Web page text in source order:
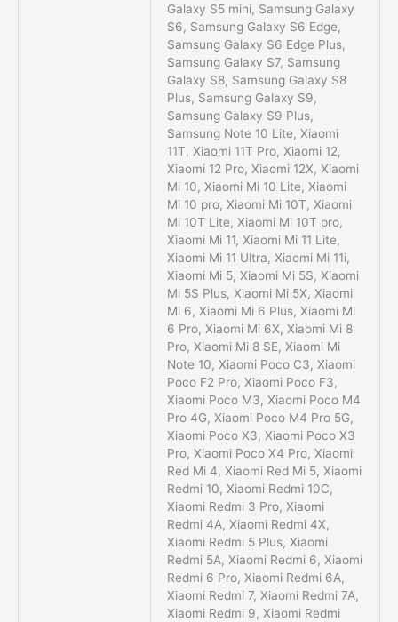
Galaxy S5 mini, Samsung Galaxy
S6, Samsung Galaxy S6 Edge,
Samsung Galaxy S6 Edge Plus,
Samsung Galaxy S7, Samsung
Galaxy S8, Samsung Galaxy S8
Plus, Samsung Galaxy S9,
Samsung Galaxy S9 Plus,
Samsung Note 10 Lite, Xiaomi
11T, Xiaomi 11T Pro, Xiaomi 12,
Xiaomi 12 Pro, Xiaomi 12X, Xiaomi
Mi 10, Xiaomi Mi 10 Lite, Xiaomi
Mi 10 pro, Xiaomi Mi 10T, Xiaomi
Mi 10T Lite, Xiaomi Mi 10T pro,
Xiaomi Mi 11, Xiaomi Mi 11 Lite,
Xiaomi Mi 11 Ultra, Xiaomi Mi 11i,
Xiaomi Mi 5, Xiaomi Mi 5S, Xiaomi
Mi 5S Plus, Xiaomi Mi 5X, Xiaomi
Mi 6, Xiaomi Mi 6 Plus, Xiaomi Mi
6 Pro, Xiaomi Mi 6X, Xiaomi Mi 8
Pro, Xiaomi Mi 8 SE, Xiaomi Mi
Note 10, Xiaomi Poco C3, Xiaomi
Poco F2 Pro, Xiaomi Poco F3,
Xiaomi Poco M3, Xiaomi Poco M4
Pro 4G, Xiaomi Poco M4 Pro 5G,
Xiaomi Poco X3, Xiaomi Poco X3
Pro, Xiaomi Poco X4 Pro, Xiaomi
Red Mi 4, Xiaomi Red Mi 5, Xiaomi
Redmi 10, Xiaomi Redmi 10C,
Xiaomi Redmi 3 Pro, Xiaomi
Redmi 4A, Xiaomi Redmi 4X,
Xiaomi Redmi 5 Plus, Xiaomi
Redmi 5A, Xiaomi Redmi 6, Xiaomi
Redmi 6 Pro, Xiaomi Redmi 6A,
Xiaomi Redmi 7, Xiaomi Redmi 7A,
Xiaomi Redmi 9, Xiaomi Redmi